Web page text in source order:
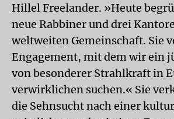
Hillel Freelander. »Heute
neue Rabbiner und drei
weltweiten Gemeinschaft. Sie
Engagement, mit dem wir ein
von besonderer Strahlkraft in
verwirklichen suchen.« Sie
die Sehnsucht nach einer